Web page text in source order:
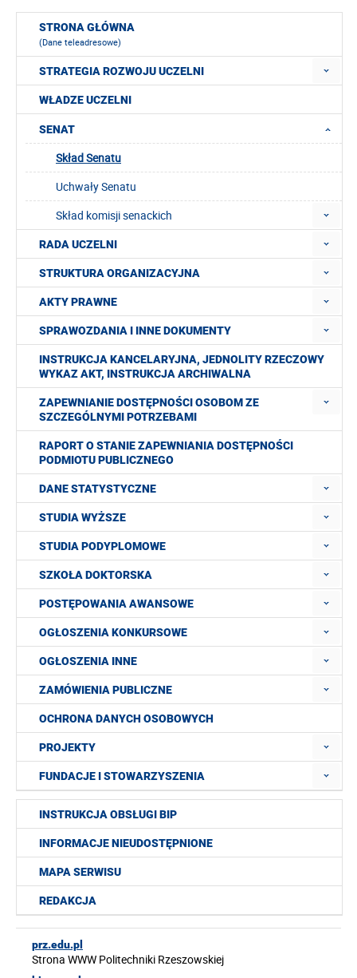
STRONA GŁÓWNA
(Dane teleadresowe)
STRATEGIA ROZWOJU UCZELNI
WŁADZE UCZELNI
SENAT
Skład Senatu
Uchwały Senatu
Skład komisji senackich
RADA UCZELNI
STRUKTURA ORGANIZACYJNA
AKTY PRAWNE
SPRAWOZDANIA I INNE DOKUMENTY
INSTRUKCJA KANCELARYJNA, JEDNOLITY RZECZOWY
WYKAZ AKT, INSTRUKCJA ARCHIWALNA
ZAPEWNIANIE DOSTĘPNOŚCI OSOBOM ZE
SZCZEGÓLNYMI POTRZEBAMI
RAPORT O STANIE ZAPEWNIANIA DOSTĘPNOŚCI
PODMIOTU PUBLICZNEGO
DANE STATYSTYCZNE
STUDIA WYŻSZE
STUDIA PODYPLOMOWE
SZKOŁA DOKTORSKA
POSTĘPOWANIA AWANSOWE
OGŁOSZENIA KONKURSOWE
OGŁOSZENIA INNE
ZAMÓWIENIA PUBLICZNE
OCHRONA DANYCH OSOBOWYCH
PROJEKTY
FUNDACJE I STOWARZYSZENIA
INSTRUKCJA OBSŁUGI BIP
INFORMACJE NIEUDOSTĘPNIONE
MAPA SERWISU
REDAKCJA
prz.edu.pl
Strona WWW Politechniki Rzeszowskiej